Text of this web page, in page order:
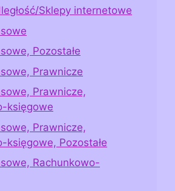
Sklepy internetowe
Pozostałe
Prawnicze
Prawnicze,
księgowe
Prawnicze,
księgowe, Pozostałe
Rachunkowo-